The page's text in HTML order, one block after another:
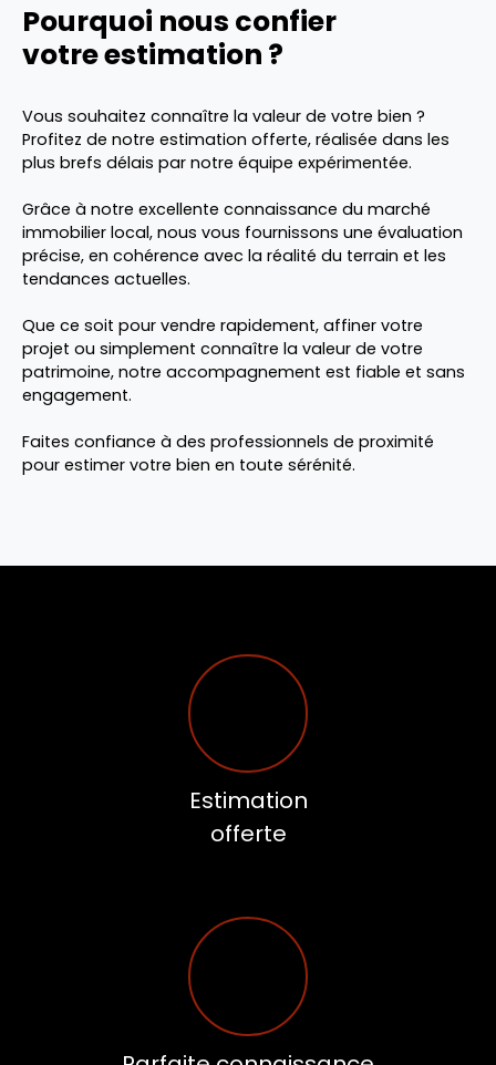
Pourquoi nous confier
votre estimation ?
Vous souhaitez connaître la valeur de votre bien ?
Profitez de notre estimation offerte, réalisée dans les
plus brefs délais par notre équipe expérimentée.
Grâce à notre excellente connaissance du marché
immobilier local, nous vous fournissons une évaluation
précise, en cohérence avec la réalité du terrain et les
tendances actuelles.
Que ce soit pour vendre rapidement, affiner votre
projet ou simplement connaître la valeur de votre
patrimoine, notre accompagnement est fiable et sans
engagement.
Faites confiance à des professionnels de proximité
pour estimer votre bien en toute sérénité.
Estimation
offerte